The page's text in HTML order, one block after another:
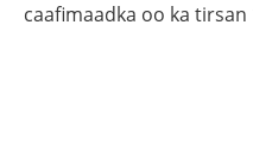
caafimaadka oo ka tirsan